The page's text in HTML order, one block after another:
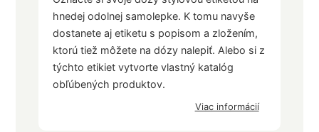
hnedej odolnej samolepke. K tomu navyše
dostanete aj etiketu s popisom a zložením,
ktorú tiež môžete na dózy nalepiť. Alebo si z
týchto etikiet vytvorte vlastný katalóg
obľúbených produktov.
Viac informácií